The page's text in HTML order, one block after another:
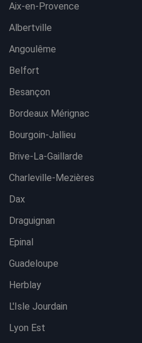
Aix-en-Provence
Albertville
Angoulême
Belfort
Besançon
Bordeaux Mérignac
Bourgoin-Jallieu
Brive-La-Gaillarde
Charleville-Mezières
Dax
Draguignan
Epinal
Guadeloupe
Herblay
L'Isle Jourdain
Lyon Est